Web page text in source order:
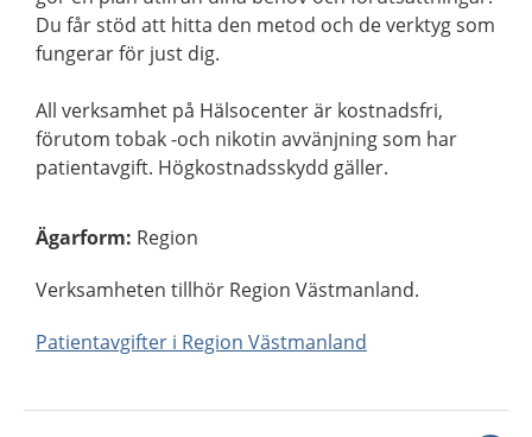
Du får stöd att hitta den metod och de verktyg som
fungerar för just dig.
All verksamhet på Hälsocenter är kostnadsfri,
förutom tobak -och nikotin avvänjning som har
patientavgift. Högkostnadsskydd gäller.
Ägarform: Region
Verksamheten tillhör Region Västmanland.
Patientavgifter i Region Västmanland